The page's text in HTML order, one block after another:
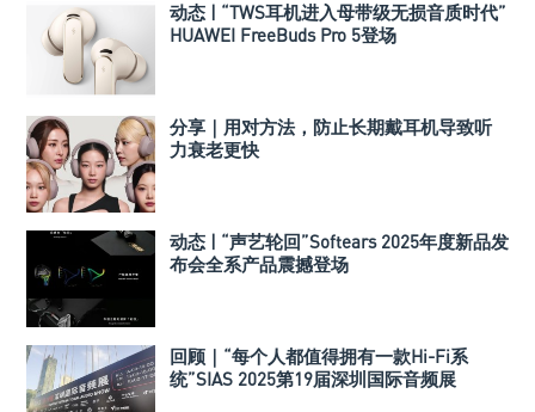
动态 | “TWS耳机进入母带级无损音质时代”
HUAWEI FreeBuds Pro 5登场
分享｜用对方法，防止长期戴耳机导致听
力衰老更快
动态 | “声艺轮回”Softears 2025年度新品发
布会全系产品震撼登场
回顾｜“每个人都值得拥有一款Hi-Fi系
统”SIAS 2025第19届深圳国际音频展